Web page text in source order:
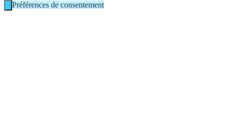
Préférences de consentement